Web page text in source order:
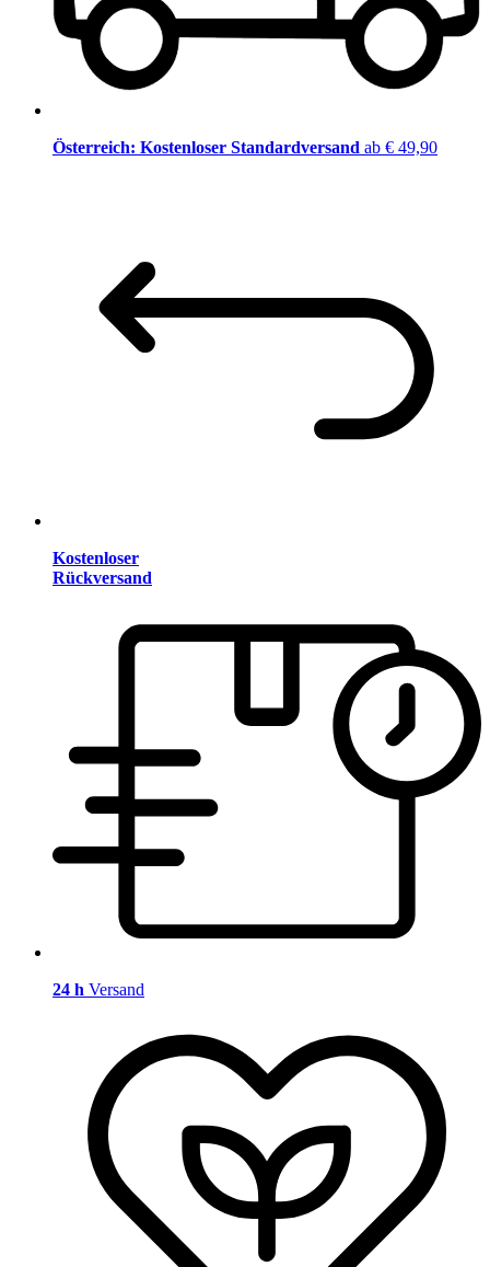
Österreich: Kostenloser Standardversand ab € 49,90
Kostenloser
Rückversand
24 h Versand